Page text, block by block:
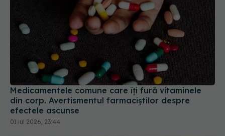
Medicamentele comune care îți fură vitaminele
din corp. Avertismentul farmaciștilor despre
efectele ascunse
01 iul 2026, 23:44